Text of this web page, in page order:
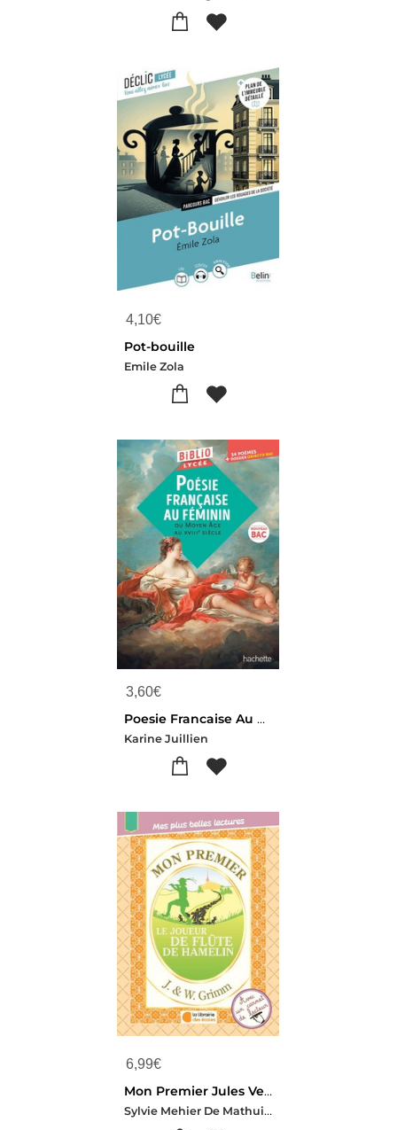
4,10€
Pot-bouille
Emile Zola
3,60€
Poesie Francaise Au Feminin Du Moyen Age Au Xviiie Siecle
Karine Juillien
6,99€
Mon Premier Jules Verne - Vingt Mille Lieues Sous Les Mers
Sylvie Mehier De Mathuisieulx